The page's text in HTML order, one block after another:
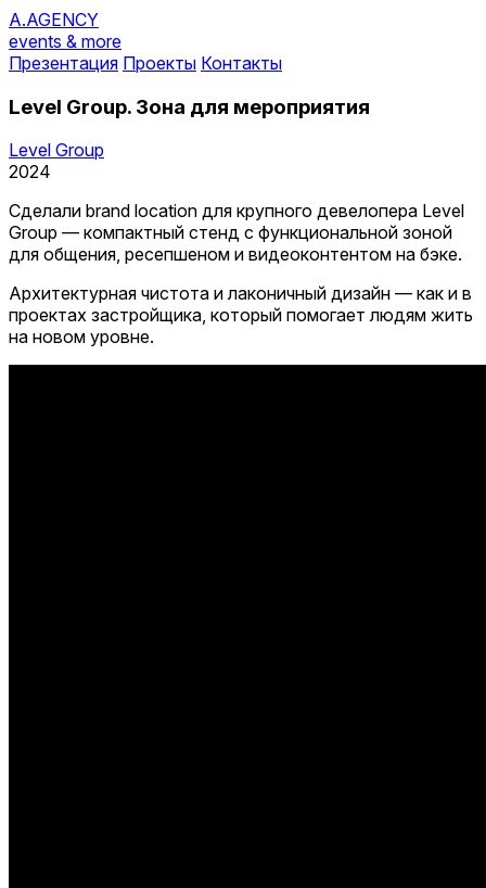
A.AGENCY
events & more
Презентация Проекты Контакты
Level Group. Зона для мероприятия
Level Group
2024
Сделали brand location для крупного девелопера Level
Group — компактный стенд с функциональной зоной
для общения, ресепшеном и видеоконтентом на бэке.
Архитектурная чистота и лаконичный дизайн — как и в
проектах застройщика, который помогает людям жить
на новом уровне.